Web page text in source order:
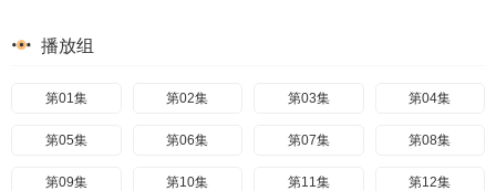
播放组
第01集 第02集 第03集 第04集
第05集 第06集 第07集 第08集
第09集 第10集 第11集 第12集